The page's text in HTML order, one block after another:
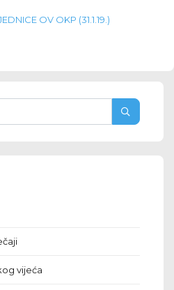
OV OKP (31.1.19.)
vijeća